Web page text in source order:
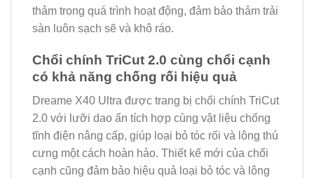
thảm trong quá trình hoạt động, đảm bảo thảm trải
sàn luôn sạch sẽ và khô ráo.
Chổi chính TriCut 2.0 cùng chổi cạnh
có khả năng chống rối hiệu quả
Dreame X40 Ultra được trang bị chổi chính TriCut
2.0 với lưỡi dao ẩn tích hợp cùng vật liệu chống
tĩnh điện nâng cấp, giúp loại bỏ tóc rối và lông thú
cưng một cách hoàn hảo. Thiết kế mới của chổi
cạnh cũng đảm bảo hiệu quả loại bỏ tóc và lông